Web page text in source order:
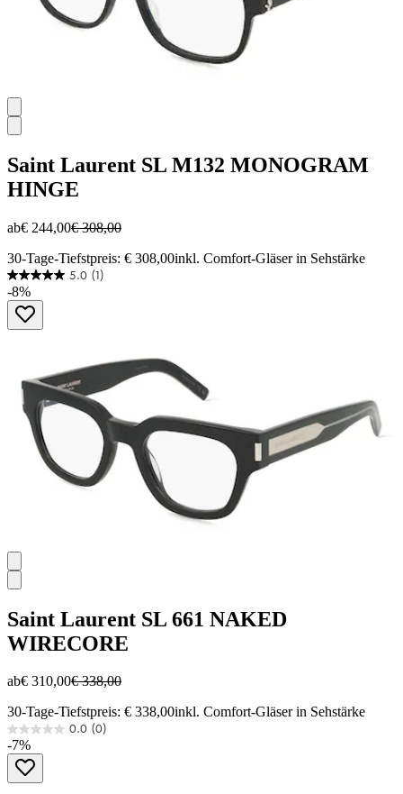
Saint Laurent SL M132 MONOGRAM
HINGE
ab€ 244,00€ 308,00
30-Tage-Tiefstpreis: € 308,00inkl. Comfort-Gläser in Sehstärke
5.0 (1)
5.0
von
Sternen.
-8%
Saint Laurent SL 661 NAKED
WIRECORE
ab€ 310,00€ 338,00
30-Tage-Tiefstpreis: € 338,00inkl. Comfort-Gläser in Sehstärke
0.0 (0)
0.0
von
Sternen.
-7%